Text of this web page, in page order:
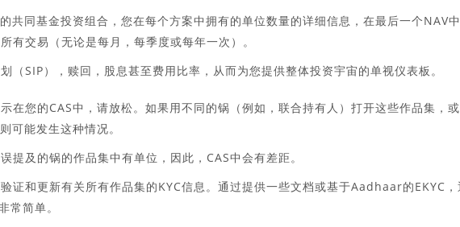
共同基金投资组合，您在每个方案中拥有的单位数量的详细信息，在最后一个NAV
有交易（无论是每月，每季度或每年一次）。
（SIP），赎回，股息甚至费用比率，从而为您提供整体投资宇宙的单视仪表板。
在您的CAS中，请放松。如果用不同的锅（例如，联合持有人）打开这些作品集，
可能发生这种情况。
提及的锅的作品集中有单位，因此，CAS中会有差距。
证和更新有关所有作品集的KYC信息。通过提供一些文档或基于Aadhaar的EKYC，
常简单。